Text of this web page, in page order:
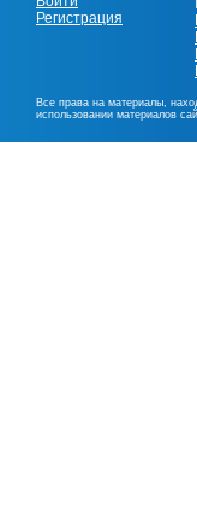
Регистрация
Все права на материалы,
использовании материалов